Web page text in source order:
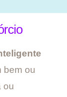
bem ou
ou